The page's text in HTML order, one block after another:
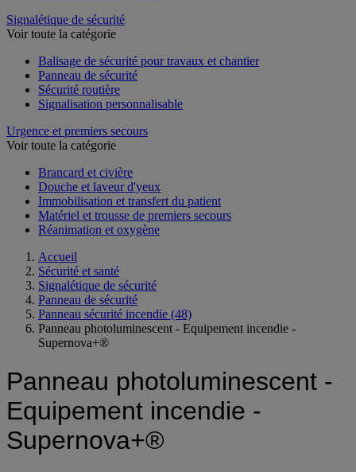
Signalétique de sécurité
Voir toute la catégorie
Balisage de sécurité pour travaux et chantier
Panneau de sécurité
Sécurité routière
Signalisation personnalisable
Urgence et premiers secours
Voir toute la catégorie
Brancard et civière
Douche et laveur d'yeux
Immobilisation et transfert du patient
Matériel et trousse de premiers secours
Réanimation et oxygène
Accueil
Sécurité et santé
Signalétique de sécurité
Panneau de sécurité
Panneau sécurité incendie (48)
Panneau photoluminescent - Equipement incendie -
Supernova+®
Panneau photoluminescent -
Equipement incendie -
Supernova+®